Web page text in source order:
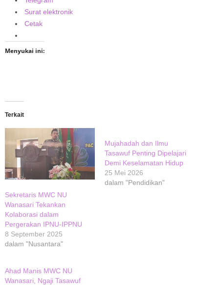
Surat elektronik
Cetak
Menyukai ini:
Terkait
Sekretaris MWC NU
Wanasari Tekankan
Kolaborasi dalam
Pergerakan IPNU-IPPNU
8 September 2025
dalam "Nusantara"
Mujahadah dan Ilmu
Tasawuf Penting Dipelajari
Demi Keselamatan Hidup
25 Mei 2026
dalam "Pendidikan"
Ahad Manis MWC NU
Wanasari, Ngaji Tasawuf